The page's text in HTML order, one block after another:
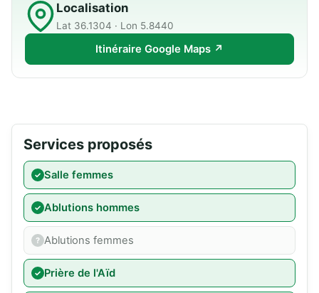
Localisation
Lat 36.1304 · Lon 5.8440
Itinéraire Google Maps ↗
Services proposés
Salle femmes
Ablutions hommes
Ablutions femmes
Prière de l'Aïd